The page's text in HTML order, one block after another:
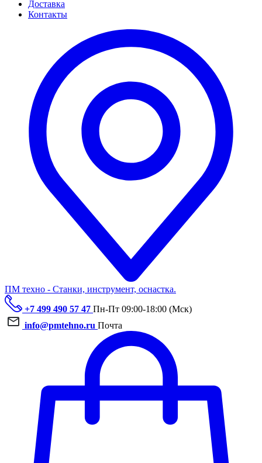
Доставка
Контакты
ПМ техно - Станки, инструмент, оснастка.
+7 499 490 57 47 Пн-Пт 09:00-18:00 (Мск)
info@pmtehno.ru Почта